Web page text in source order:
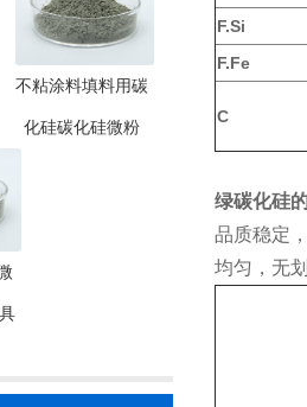
不粘涂料填料用碳
化硅碳化硅微粉
F.Si
F.Fe
C
绿碳化硅
品质稳定
均匀，无